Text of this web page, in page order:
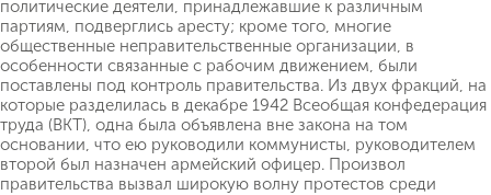
политические деятели, принадлежавшие к различным
партиям, подверглись аресту; кроме того, многие
общественные неправительственные организации, в
особенности связанные с рабочим движением, были
поставлены под контроль правительства. Из двух фракций, на
которые разделилась в декабре 1942 Всеобщая конфедерация
труда (ВКТ), одна была объявлена вне закона на том
основании, что ею руководили коммунисты, руководителем
второй был назначен армейский офицер. Произвол
правительства вызвал широкую волну протестов среди